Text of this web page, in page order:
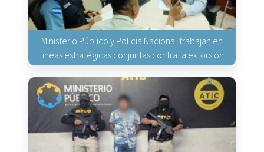
Ministerio Público y Policía Nacional trabajan en
líneas estratégicas conjuntas contra la extorsión